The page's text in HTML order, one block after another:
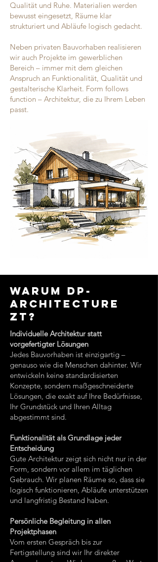
Qualität und Ruhe. Materialien werden
bewusst eingesetzt, Räume klar
strukturiert und Abläufe logisch gedacht.
Neben privaten Bauvorhaben realisieren
wir auch Projekte im gewerblichen
Bereich – immer mit dem gleichen
Anspruch an Funktionalität, Qualität und
gestalterische Klarheit. Form follows
function – Architektur, die zu Ihrem Leben
passt.
WARUM DP-
ARCHITECTURE
ZT?
Individuelle Architektur statt
vorgefertigter Lösungen
Jedes Bauvorhaben ist einzigartig –
genauso wie die Menschen dahinter. Wir
entwickeln keine standardisierten
Konzepte, sondern maßgeschneiderte
Lösungen, die exakt auf Ihre Bedürfnisse,
Ihr Grundstück und Ihren Alltag
abgestimmt sind.
Funktionalität als Grundlage jeder
Entscheidung
Gute Architektur zeigt sich nicht nur in der
Form, sondern vor allem im täglichen
Gebrauch. Wir planen Räume so, dass sie
logisch funktionieren, Abläufe unterstützen
und langfristig Bestand haben.
Persönliche Begleitung in allen
Projektphasen
Vom ersten Gespräch bis zur
Fertigstellung sind wir Ihr direkter